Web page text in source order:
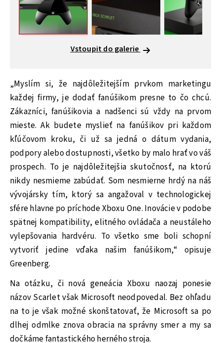
Vstoupit do galerie
„Myslím si, že najdôležitejším prvkom marketingu
každej firmy, je dodať fanúšikom presne to čo chcú.
Zákazníci, fanúšikovia a nadšenci sú vždy na prvom
mieste. Ak budete myslieť na fanúšikov pri každom
kľúčovom kroku, či už sa jedná o dátum vydania,
podpory alebo dostupnosti, všetko by malo hrať vo váš
prospech. To je najdôležitejšia skutočnosť, na ktorú
nikdy nesmieme zabúdať. Som nesmierne hrdý na náš
vývojársky tím, ktorý sa angažoval v technologickej
sfére hlavne po príchode Xboxu One. Inovácie v podobe
spätnej kompatibility, elitného ovládača a neustáleho
vylepšovania hardvéru. To všetko sme boli schopní
vytvoriť jedine vďaka našim fanúšikom,“ opisuje
Greenberg.
Na otázku, či nová geneácia Xboxu naozaj ponesie
názov Scarlet však Microsoft neodpovedal. Bez ohľadu
na to je však možné skonštatovať, že Microsoft sa po
dlhej odmlke znova obracia na správny smer a my sa
dočkáme fantastického herného stroja.